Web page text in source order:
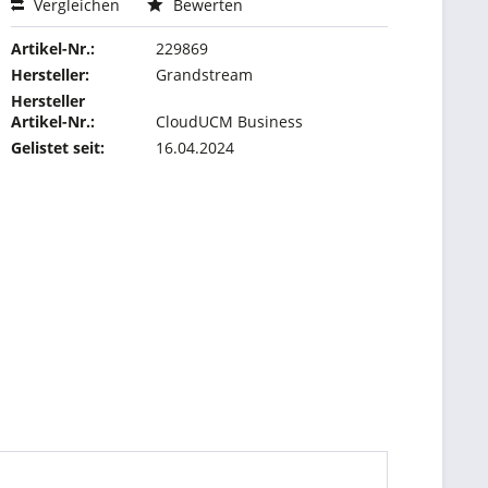
Vergleichen Bewerten
Artikel-Nr.:
229869
Hersteller:
Grandstream
Hersteller
Artikel-Nr.:
CloudUCM Business
Gelistet seit:
16.04.2024